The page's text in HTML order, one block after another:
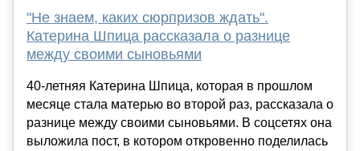
"Не знаем, каких сюрпризов ждать".
Катерина Шпица рассказала о разнице
между своими сыновьями
40-летняя Катерина Шпица, которая в прошлом
месяце стала матерью во второй раз, рассказала о
разнице между своими сыновьями. В соцсетях она
выложила пост, в котором откровенно поделилась